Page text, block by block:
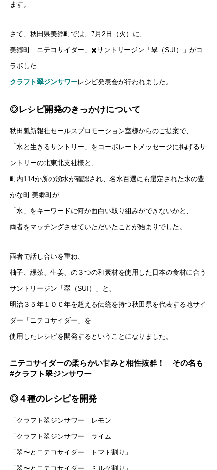
ます。
さて、秋田県美郷町では、7月2日（火）に、
美郷町「ニテコサイダー」✖️サントリージン「翠（SUI）」がコ
ラボした
クラフト翠ジンサワーレシピ発表会が行われました。
◎レシピ開発のきっかけについて
秋田魁新報社セールスプロモーション室様からのご提案で、
「水と生きるサントリー」をコーポレートメッセージに掲げるサ
ントリーの北東北支社様と、
町内114か所の湧水が確認され、名水百選にも選定された水の豊
かな町 美郷町が
「水」をキーワードに何か面白い取り組みができないかと、
両者をマッチングさせていただいたことが始まりでした。
両者で話し合いを重ね、
柚子、緑茶、生姜、の３つの和素材を使用した日本の食材に合う
サントリージン「翠（SUI）」と、
明治３５年１００年を超える伝統を持つ秋田県を代表する地サイ
ダー「ニテコサイダー」を
使用したレシピを開発するということになりました。
ニテコサイダーの柔らかい甘みと相性抜群！ その名も
#クラフト翠ジンサワー
◎４種のレシピを開発
「クラフト翠ジンサワー レモン」
「クラフト翠ジンサワー ライム」
「翠〜とニテコサイダー トマト割り」
「翠〜とニテコサイダー ミルク割り」